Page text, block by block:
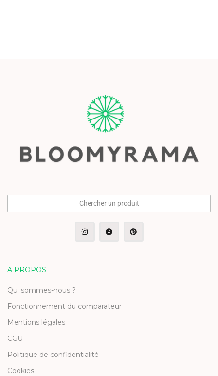
Chercher un produit
A PROPOS
Qui sommes-nous ?
Fonctionnement du comparateur
Mentions légales
CGU
Politique de confidentialité
Cookies